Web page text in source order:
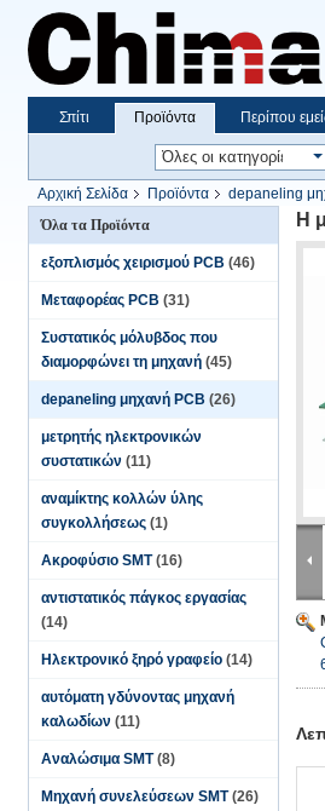
Σπίτι Προϊόντα Περίπου
Αρχική Σελίδα Προϊόντα depaneling
Όλα τα Προϊόντα
εξοπλισμός χειρισμού PCB (46)
Μεταφορέας PCB (31)
Συστατικός μόλυβδος που
διαμορφώνει τη μηχανή (45)
depaneling μηχανή PCB (26)
μετρητής ηλεκτρονικών
συστατικών (11)
αναμίκτης κολλών ύλης
συγκολλήσεως (1)
Ακροφύσιο SMT (16)
αντιστατικός πάγκος εργασίας
(14)
Ηλεκτρονικό ξηρό γραφείο (14)
αυτόματη γδύνοντας μηχανή
καλωδίων (11)
Αναλώσιμα SMT (8)
Μηχανή συνελεύσεων SMT (26)
Η